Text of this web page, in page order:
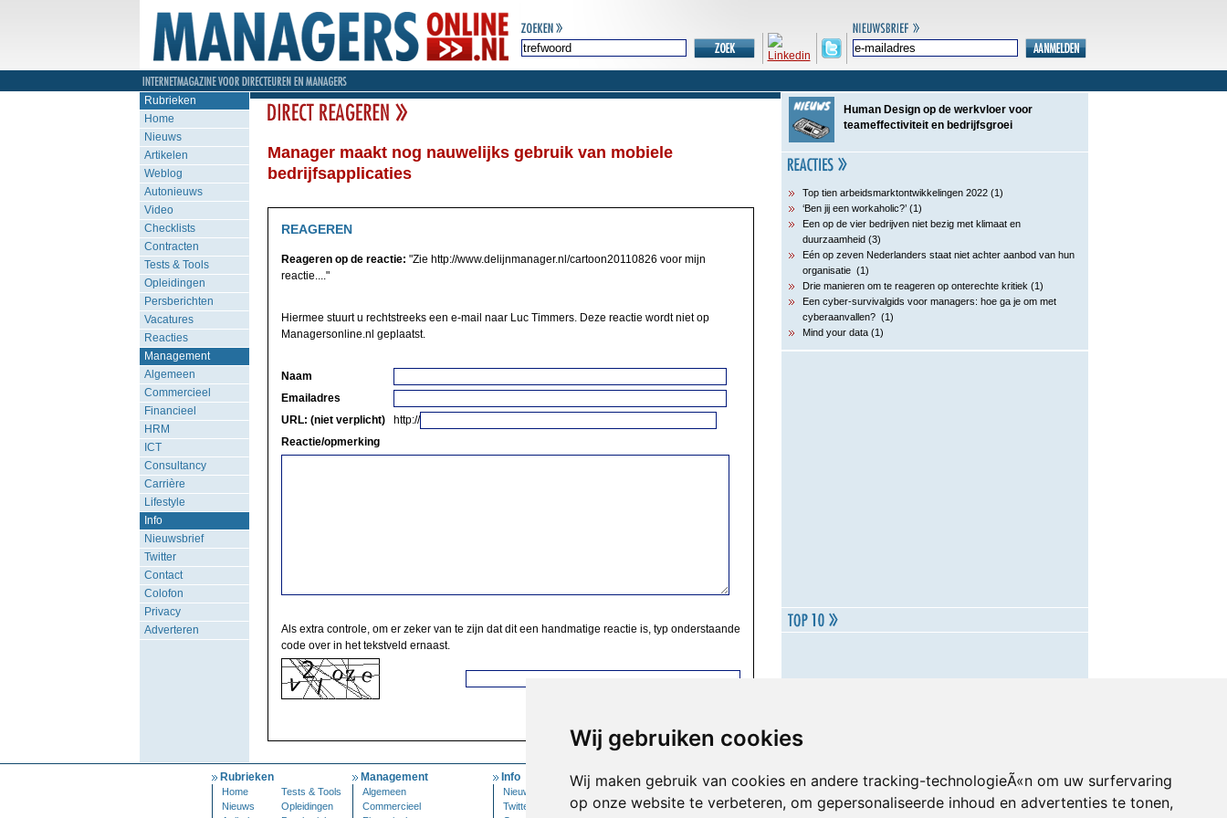
Wij gebruiken cookies
Wij maken gebruik van cookies en andere tracking-technologieÃ«n om uw surfervaring
op onze website te verbeteren, om gepersonaliseerde inhoud en advertenties te tonen,
Rubrieken
Home
Nieuws
Artikelen
Weblog
Autonieuws
Video
Checklists
Contracten
Tests & Tools
Opleidingen
Persberichten
Vacatures
Reacties
Management
Algemeen
Commercieel
Financieel
HRM
ICT
Consultancy
Carrière
Lifestyle
Info
Nieuwsbrief
Twitter
Contact
Colofon
Privacy
Adverteren
Manager maakt nog nauwelijks gebruik van mobiele
bedrijfsapplicaties
REAGEREN
Reageren op de reactie: "Zie http://www.delijnmanager.nl/cartoon20110826 voor mijn
reactie...."
Hiermee stuurt u rechtstreeks een e-mail naar Luc Timmers. Deze reactie wordt niet op
Managersonline.nl geplaatst.
Naam
Emailadres
URL: (niet verplicht)
http://
Reactie/opmerking
Als extra controle, om er zeker van te zijn dat dit een handmatige reactie is, typ onderstaande
code over in het tekstveld ernaast.
Human Design op de werkvloer voor
teameffectiviteit en bedrijfsgroei
Top tien arbeidsmarktontwikkelingen 2022 (1)
‘Ben jij een workaholic?’ (1)
Een op de vier bedrijven niet bezig met klimaat en
duurzaamheid (3)
Eén op zeven Nederlanders staat niet achter aanbod van hun
organisatie (1)
Drie manieren om te reageren op onterechte kritiek (1)
Een cyber-survivalgids voor managers: hoe ga je om met
cyberaanvallen? (1)
Mind your data (1)
Rubrieken
Home
Tests & Tools
Nieuws
Opleidingen
Management
Algemeen
Commercieel
Info
Nieuwsbrief
Twitter
Mijn Account
Inloggen